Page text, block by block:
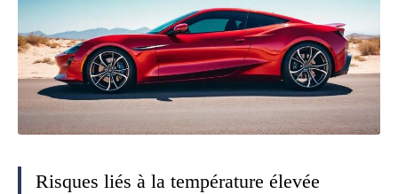
Risques liés à la température élevée